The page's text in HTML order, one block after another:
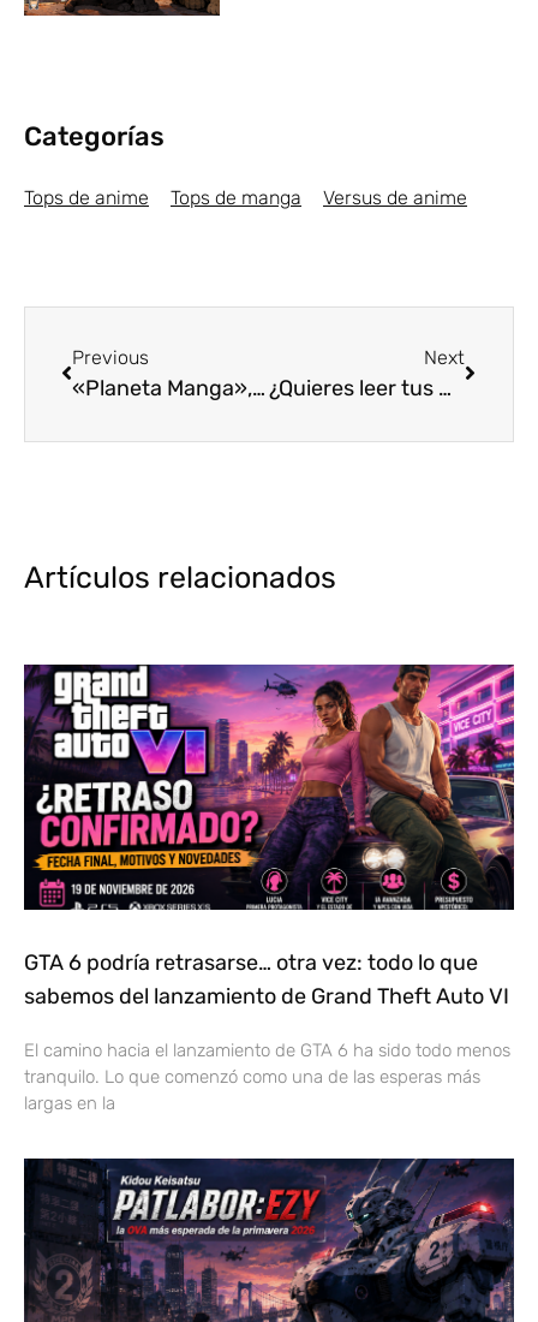
Categorías
Tops de anime Tops de manga Versus de anime
Previous
«Planeta Manga», la revista española para los amantes de la industria otaku
Next
¿Quieres leer tus mangas y novelas ligeras en español? Descubre dónde traducir japonés
Artículos relacionados
GTA 6 podría retrasarse… otra vez: todo lo que
sabemos del lanzamiento de Grand Theft Auto VI
El camino hacia el lanzamiento de GTA 6 ha sido todo menos
tranquilo. Lo que comenzó como una de las esperas más
largas en la